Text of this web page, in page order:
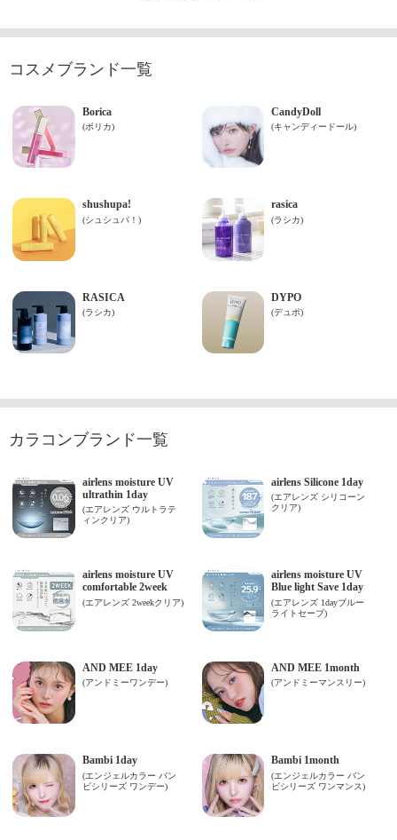
コスメブランド一覧
カラコンブランド一覧